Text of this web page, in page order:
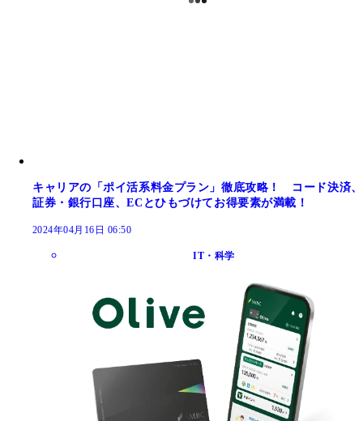
キャリアの「ポイ活系料金プラン」徹底攻略！ コード決済、
証券・銀行口座、ECとひもづけてお得要素が満載！
2024年04月16日 06:50
IT・科学